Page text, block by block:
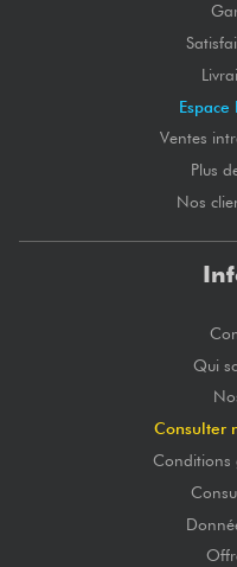
Ventes
Plus
Nos
Qui
Consulter
Conditions